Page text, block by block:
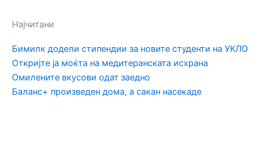
Најчитани
Бимилк додели стипендии за новите студенти на УКЛО
Откријте ја моќта на медитеранската исхрана
Омилените вкусови одат заедно
Баланс+ произведен дома, а сакан насекаде